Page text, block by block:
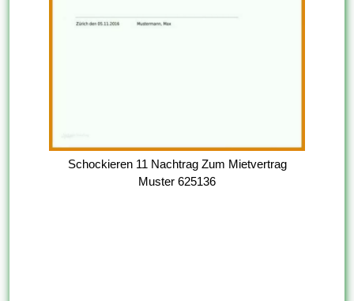
Schockieren 11 Nachtrag Zum Mietvertrag
Muster 625136